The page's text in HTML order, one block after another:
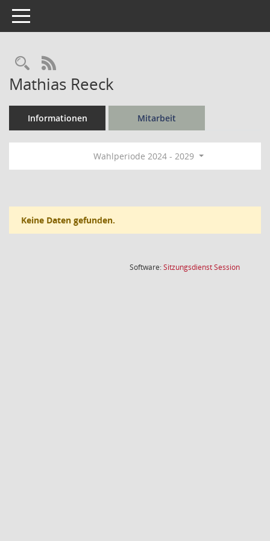
Toggle navigation
Rechercheauswahl
RSS-Feed
Mathias Reeck
Informationen Mitarbeit
Wahlperiode 2024 - 2029
Keine Daten gefunden.
Software:SitzungsdienstSession(Wird in